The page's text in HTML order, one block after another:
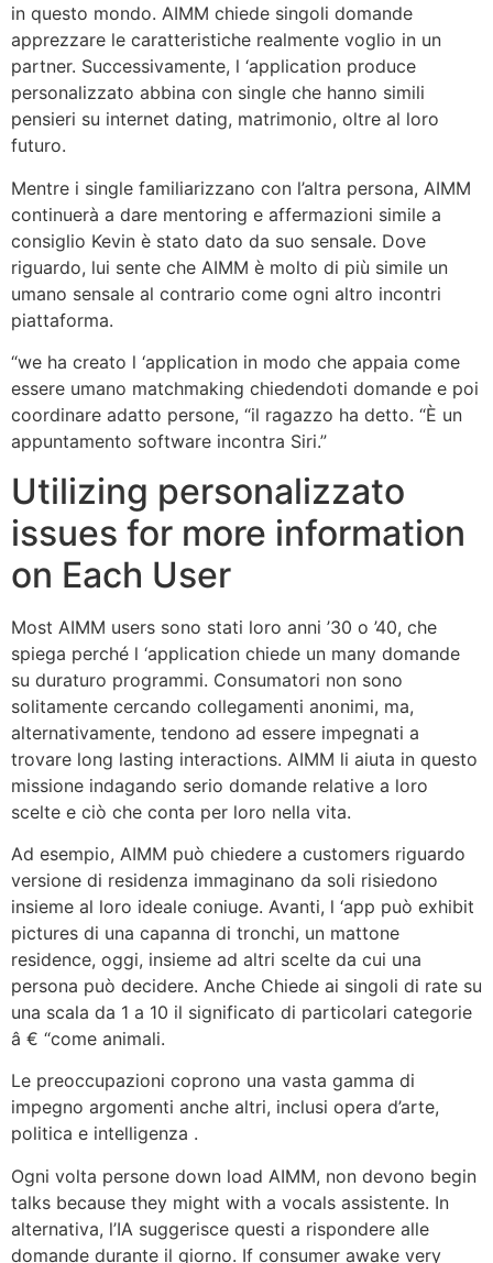
in questo mondo. AIMM chiede singoli domande
apprezzare le caratteristiche realmente voglio in un
partner. Successivamente, l ‘application produce
personalizzato abbina con single che hanno simili
pensieri su internet dating, matrimonio, oltre al loro
futuro.
Mentre i single familiarizzano con l’altra persona, AIMM
continuerà a dare mentoring e affermazioni simile a
consiglio Kevin è stato dato da suo sensale. Dove
riguardo, lui sente che AIMM è molto di più simile un
umano sensale al contrario come ogni altro incontri
piattaforma.
“we ha creato l ‘application in modo che appaia come
essere umano matchmaking chiedendoti domande e poi
coordinare adatto persone, “il ragazzo ha detto. “È un
appuntamento software incontra Siri.”
Utilizing personalizzato
issues for more information
on Each User
Most AIMM users sono stati loro anni ’30 o ’40, che
spiega perché l ‘application chiede un many domande
su duraturo programmi. Consumatori non sono
solitamente cercando collegamenti anonimi, ma,
alternativamente, tendono ad essere impegnati a
trovare long lasting interactions. AIMM li aiuta in questo
missione indagando serio domande relative a loro
scelte e ciò che conta per loro nella vita.
Ad esempio, AIMM può chiedere a customers riguardo
versione di residenza immaginano da soli risiedono
insieme al loro ideale coniuge. Avanti, l ‘app può exhibit
pictures di una capanna di tronchi, un mattone
residence, oggi, insieme ad altri scelte da cui una
persona può decidere. Anche Chiede ai singoli di rate su
una scala da 1 a 10 il significato di particolari categorie
â € “come animali.
Le preoccupazioni coprono una vasta gamma di
impegno argomenti anche altri, inclusi opera d’arte,
politica e intelligenza .
Ogni volta persone down load AIMM, non devono begin
talks because they might with a vocals assistente. In
alternativa, l’IA suggerisce questi a rispondere alle
domande durante il giorno. If consumer awake very